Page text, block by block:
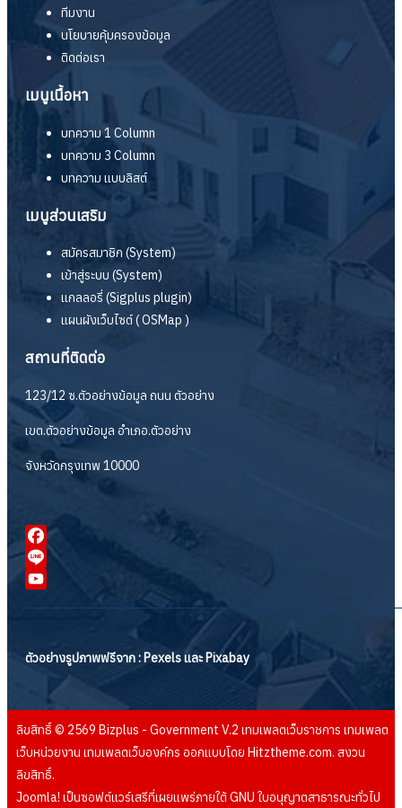
ทีมงาน
นโยบายคุ้มครองข้อมูล
ติดต่อเรา
เมนูเนื้อหา
บทความ 1 Column
บทความ 3 Column
บทความ แบบลิสต์
เมนูส่วนเสริม
สมัครสมาชิก (System)
เข้าสู่ระบบ (System)
แกลลอรี่ (Sigplus plugin)
แผนผังเว็บไซต์ ( OSMap )
สถานที่ติดต่อ
123/12 ซ.ตัวอย่างข้อมูล ถนน ตัวอย่าง
เขต.ตัวอย่างข้อมูล อำเภอ.ตัวอย่าง
จังหวัดกรุงเทพ 10000
Facebook
Line
ตัวอย่างรูปภาพฟรีจาก : Pexels และ Pixabay
ลิขสิทธิ์ © 2569 Bizplus - Government V.2 เทมเพลตเว็บราชการ เทมเพลต
เว็บหน่วยงาน เทมเพลตเว็บองค์กร ออกแบบโดย Hitztheme.com. สงวน
ลิขสิทธิ์.
Joomla! เป็นซอฟต์แวร์เสรีที่เผยแพร่ภายใต้GNU ใบอนุญาตสาธารณะทั่วไป